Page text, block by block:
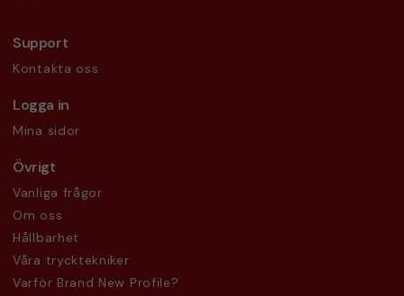
Support
Kontakta oss
Logga in
Mina sidor
Övrigt
Vanliga frågor
Om oss
Hållbarhet
Våra trycktekniker
Varför Brand New Profile?